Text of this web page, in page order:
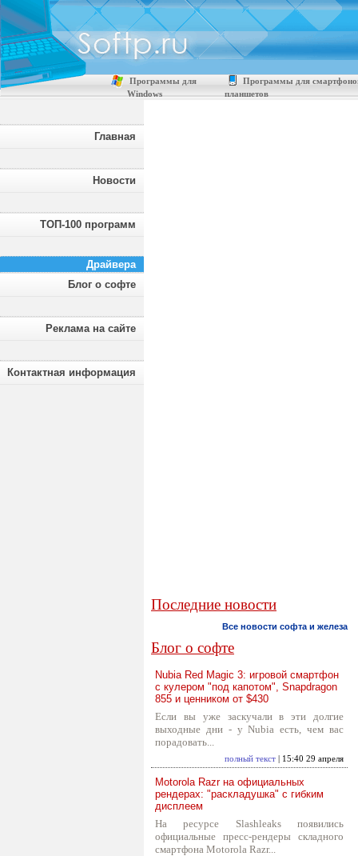
Программы для
Windows
Программы для
планшетов
Главная
Новости
ТОП-100 программ
Драйвера
Блог о софте
Реклама на сайте
Контактная информация
Последние новости
Все новости софта и железа
Блог о софте
Nubia Red Magic 3: игровой смартфон
с кулером "под капотом", Snapdragon
855 и ценником от $430
Если вы уже заскучали в эти долгие
выходные дни - у Nubia есть, чем вас
порадовать...
полный текст | 15:40 29 апреля
Motorola Razr на официальных
рендерах: "раскладушка" с гибким
дисплеем
На ресурсе Slashleaks появились
официальные пресс-рендеры складного
смартфона Motorola Razr...